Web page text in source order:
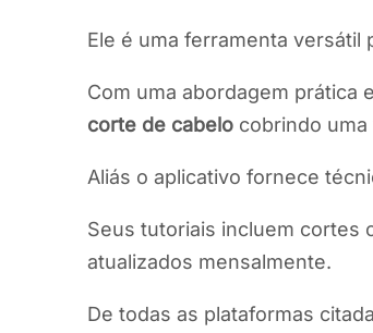
Ele é uma ferramenta
Com uma abordagem prática
corte de cabelo cobrindo
Aliás o aplicativo fornece
Seus tutoriais incluem cortes
atualizados mensalmente.
De todas as plataformas